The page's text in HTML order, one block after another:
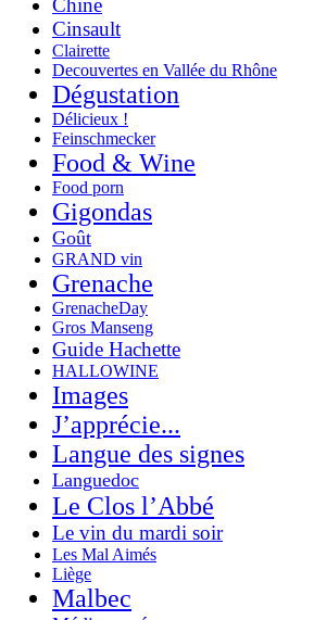
Cinsault
Clairette
Decouvertes en Vallée du Rhône
Dégustation
Délicieux !
Feinschmecker
Food & Wine
Food porn
Gigondas
Goût
GRAND vin
Grenache
GrenacheDay
Gros Manseng
Guide Hachette
HALLOWINE
Images
J’apprécie...
Langue des signes
Languedoc
Le Clos l’Abbé
Le vin du mardi soir
Les Mal Aimés
Liège
Malbec